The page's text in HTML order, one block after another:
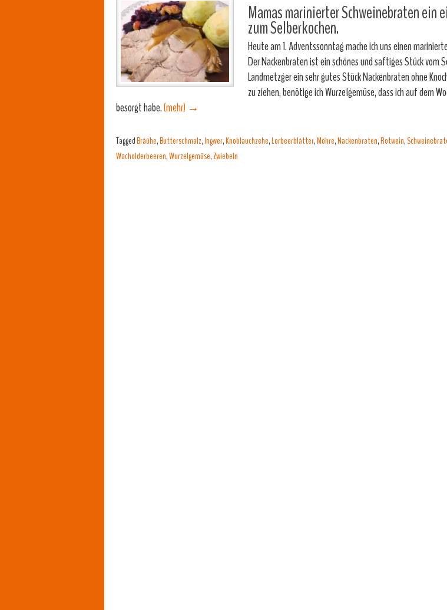
Mamas marinierter Schweinebraten ein
zum Selberkochen.
Heute am 1. Adventssonntag mache ich uns einen
DerNackenbraten ist ein schönes und saftiges Stück vom
Landmetzger ein sehr gutes Stück Nackenbraten ohne
zu ziehen, benötige ich Wurzelgemüse, dass ich auf dem
besorgt habe.(mehr) →
TaggedBräühe,Butterschmalz,Ingwer,Knoblauchzehe,Lorbeerblätter,Möhre,Nackenbraten,Rotwein,
Wacholderbeeren,Wurzelgemüse,Zwiebeln